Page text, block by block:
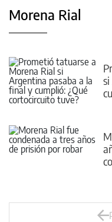
Morena Rial